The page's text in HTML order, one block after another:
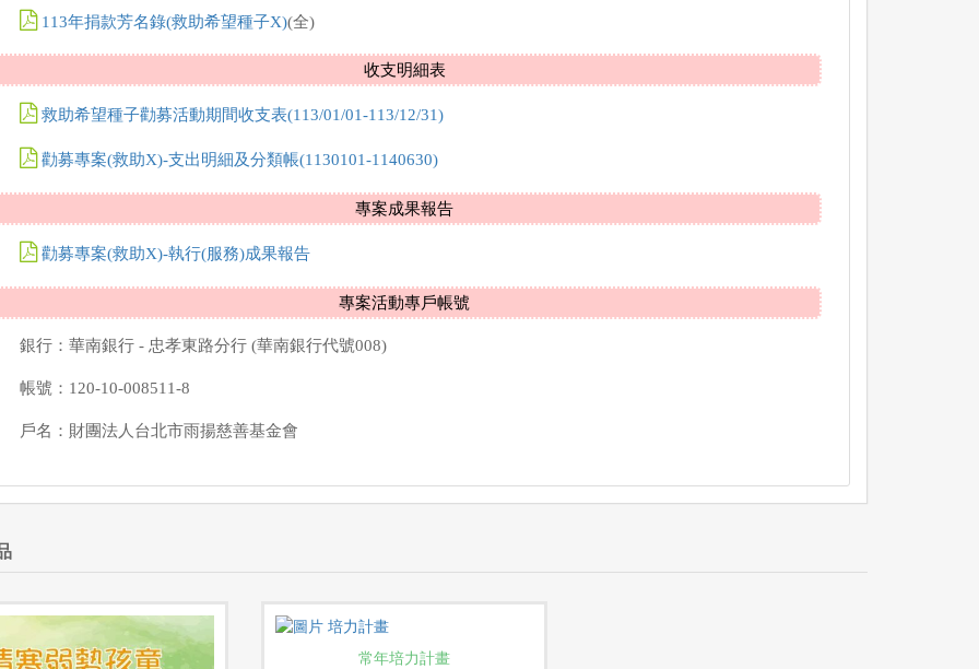
113年捐款芳名錄(救助希望種子X)(全)
收支明細表
救助希望種子勸募活動期間收支表(113/01/01-113/12/31)
勸募專案(救助X)-支出明細及分類帳(1130101-1140630)
專案成果報告
勸募專案(救助X)-執行(服務)成果報告
專案活動專戶帳號
銀行：華南銀行 - 忠孝東路分行 (華南銀行代號008)
帳號：120-10-008511-8
戶名：財團法人台北市雨揚慈善基金會
常年培力計畫